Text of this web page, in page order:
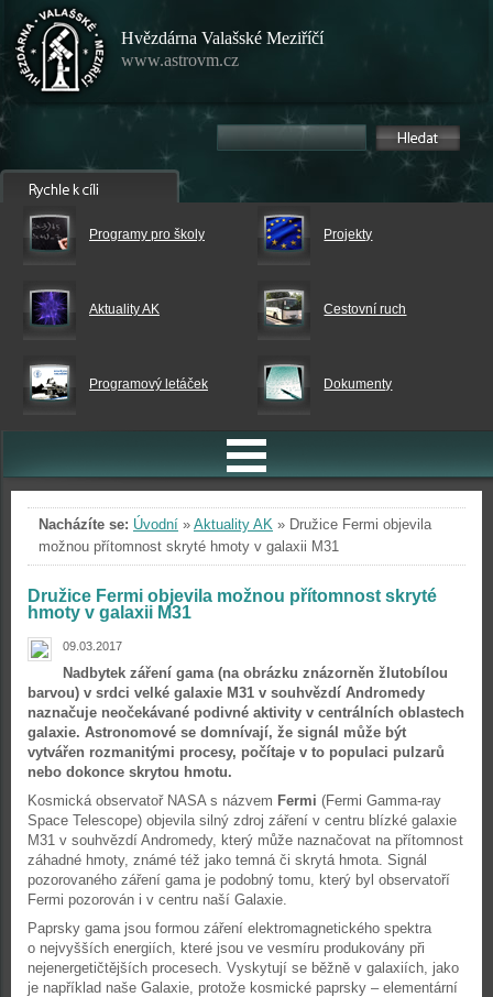
Hvězdárna Valašské Meziříčí
www.astrovm.cz
Programy pro školy Projekty
Aktuality AK Cestovní ruch
Programový letáček Dokumenty
Nacházíte se: Úvodní » Aktuality AK » Družice Fermi objevila
možnou přítomnost skryté hmoty v galaxii M31
Družice Fermi objevila možnou přítomnost skryté
hmoty v galaxii M31
09.03.2017
Nadbytek záření gama (na obrázku znázorněn žlutobílou
barvou) v srdci velké galaxie M31 v souhvězdí Andromedy
naznačuje neočekávané podivné aktivity v centrálních oblastech
galaxie. Astronomové se domnívají, že signál může být
vytvářen rozmanitými procesy, počítaje v to populaci pulzarů
nebo dokonce skrytou hmotu.
Kosmická observatoř NASA s názvem Fermi (Fermi Gamma-ray
Space Telescope) objevila silný zdroj záření v centru blízké galaxie
M31 v souhvězdí Andromedy, který může naznačovat na přítomnost
záhadné hmoty, známé též jako temná či skrytá hmota. Signál
pozorovaného záření gama je podobný tomu, který byl observatoří
Fermi pozorován i v centru naší Galaxie.
Paprsky gama jsou formou záření elektromagnetického spektra
o nejvyšších energiích, které jsou ve vesmíru produkovány při
nejenergetičtějších procesech. Vyskytují se běžně v galaxiích, jako
je například naše Galaxie, protože kosmické paprsky – elementární